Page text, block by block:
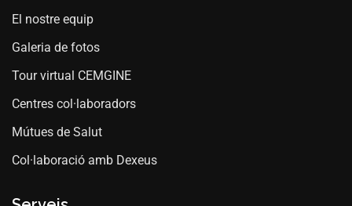
El nostre equip
Galeria de fotos
Tour virtual CEMGINE
Centres col·laboradors
Mútues de Salut
Col·laboració amb Dexeus